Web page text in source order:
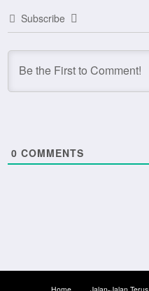
Subscribe
0 COMMENTS